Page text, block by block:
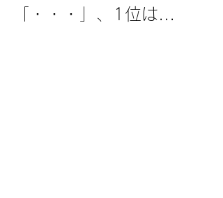
「・・・」、1位は...